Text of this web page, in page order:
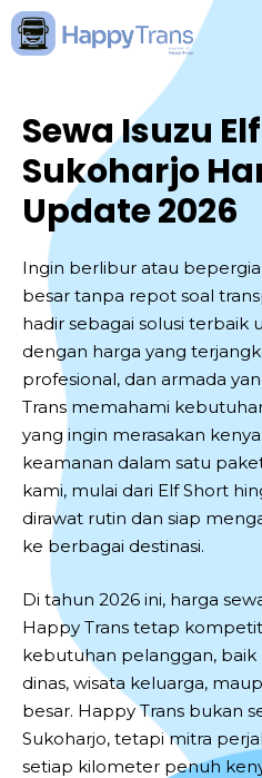
Skip
to
Sewa Isuzu
Sukoharjo
Update 2026
Ingin berlibur atau
besar tanpa repot soal
hadir sebagai solusi terbaik
dengan harga yang
profesional, dan armada
Trans memahami
yang ingin merasakan
keamanan dalam satu
kami, mulai dari Elf Short
dirawat rutin dan siap
ke berbagai destinasi.
Di tahun 2026 ini, harga
Happy Trans tetap
kebutuhan pelanggan,
dinas, wisata keluarga,
besar. Happy Trans bukan
Sukoharjo, tetapi mitra
setiap kilometer penuh